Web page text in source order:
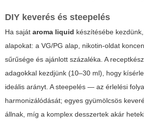
DIY keverés és steepelés
Ha saját aroma liquid készítésébe
alapokat: a VG/PG alap, nikotin-oldat
sűrűsége és ajánlott százaléka. A
adagokkal kezdjünk (10–30 ml), hogy
ideális arányt. A steepelés — az érlelési
harmonizálódását; egyes gyümölcsös
állnak, míg a komplex desszertek akár